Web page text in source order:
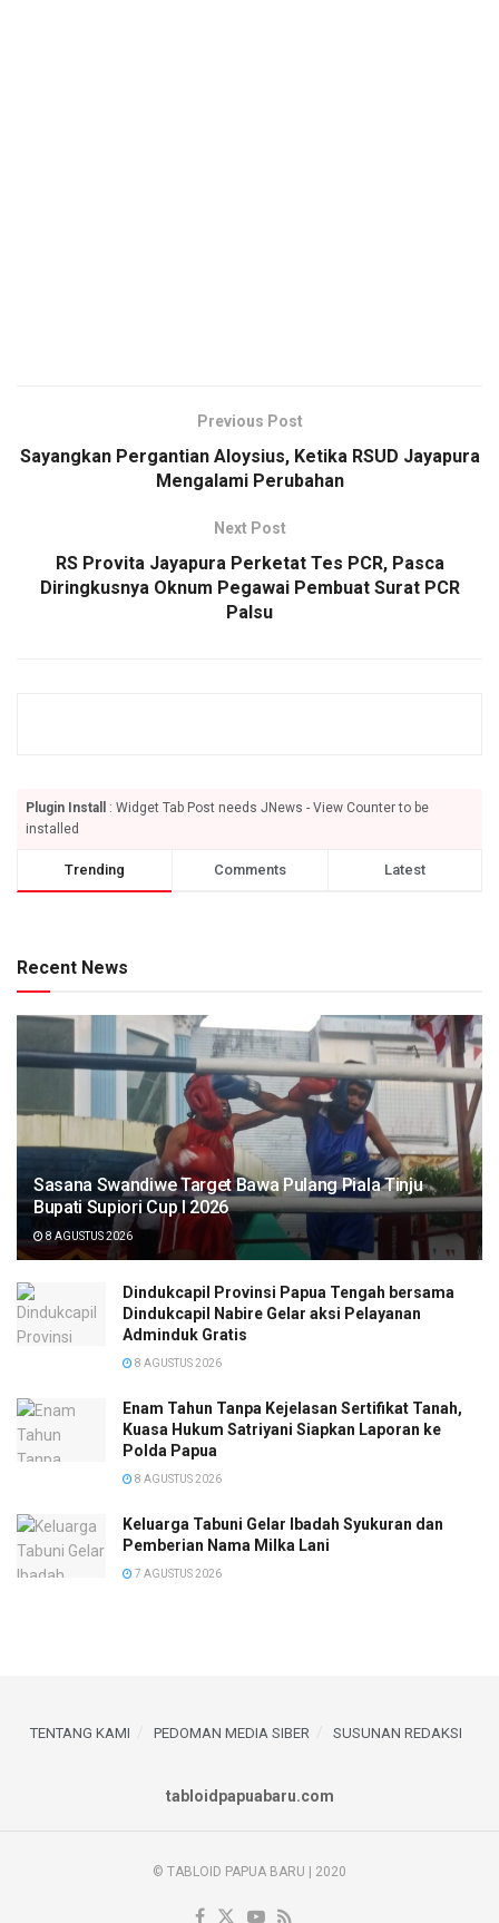
Previous Post
Sayangkan Pergantian Aloysius, Ketika RSUD Jayapura
Mengalami Perubahan
Next Post
RS Provita Jayapura Perketat Tes PCR, Pasca
Diringkusnya Oknum Pegawai Pembuat Surat PCR
Palsu
Plugin Install
: Widget Tab Post needs JNews - View Counter to be
installed
Trending Comments Latest
Recent News
Sasana Swandiwe Target Bawa Pulang Piala Tinju
Bupati Supiori Cup I 2026
8 AGUSTUS 2026
Dindukcapil Provinsi Papua Tengah bersama
Dindukcapil Nabire Gelar aksi Pelayanan
Adminduk Gratis
8 AGUSTUS 2026
Enam Tahun Tanpa Kejelasan Sertifikat Tanah,
Kuasa Hukum Satriyani Siapkan Laporan ke
Polda Papua
8 AGUSTUS 2026
Keluarga Tabuni Gelar Ibadah Syukuran dan
Pemberian Nama Milka Lani
7 AGUSTUS 2026
TENTANG KAMI PEDOMAN MEDIA SIBER SUSUNAN REDAKSI
tabloidpapuabaru.com
© TABLOID PAPUA BARU | 2020